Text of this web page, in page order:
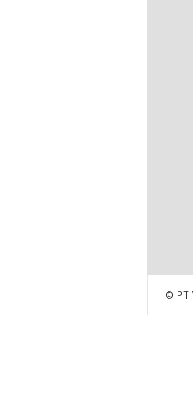
© PT